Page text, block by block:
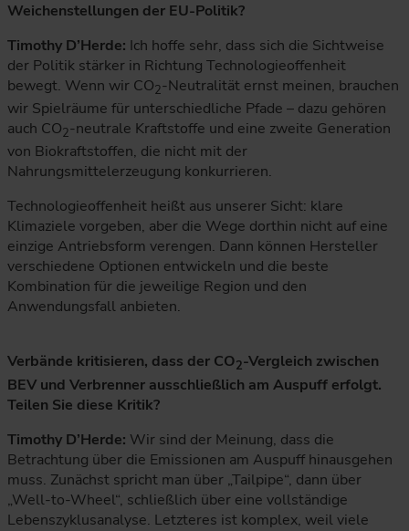
Weichenstellungen der EU-Politik?
Timothy D’Herde: Ich hoffe sehr, dass sich die Sichtweise
der Politik stärker in Richtung Technologieoffenheit
bewegt. Wenn wir CO2-Neutralität ernst meinen, brauchen
wir Spielräume für unterschiedliche Pfade – dazu gehören
auch CO2-neutrale Kraftstoffe und eine zweite Generation
von Biokraftstoffen, die nicht mit der
Nahrungsmittelerzeugung konkurrieren.
Technologieoffenheit heißt aus unserer Sicht: klare
Klimaziele vorgeben, aber die Wege dorthin nicht auf eine
einzige Antriebsform verengen. Dann können Hersteller
verschiedene Optionen entwickeln und die beste
Kombination für die jeweilige Region und den
Anwendungsfall anbieten.
Verbände kritisieren, dass der CO2-Vergleich zwischen
BEV und Verbrenner ausschließlich am Auspuff erfolgt.
Teilen Sie diese Kritik?
Timothy D’Herde: Wir sind der Meinung, dass die
Betrachtung über die Emissionen am Auspuff hinausgehen
muss. Zunächst spricht man über „Tailpipe“, dann über
„Well-to-Wheel“, schließlich über eine vollständige
Lebenszyklusanalyse. Letzteres ist komplex, weil viele